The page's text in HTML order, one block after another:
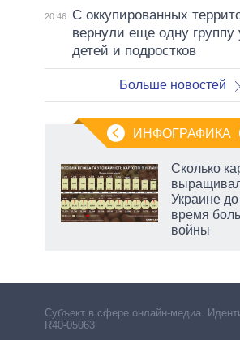
20:46
С оккупированных
вернули еще одну группу
детей и подростков
Больше новостей
ИНФОГРАФИКА
Сколько
Украине
время
войны
Субъект в сфере онлайн-медиа.
R40-05063